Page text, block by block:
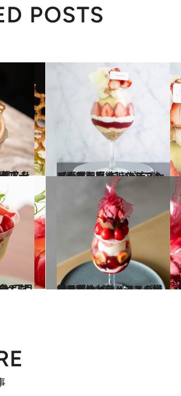
POSTS
2024.7.3
【東京駅直結】いちごもマンゴーも できたてジェラートも極上！ パティシエが贅を尽くしたパフェ
グルメ
大人のパフェ” 2024.6.26
チェリーとチョコ、パイナップルとスパイス…気鋭の女性パティシエの繊細で華やかなパフェをいち早く
グルメ